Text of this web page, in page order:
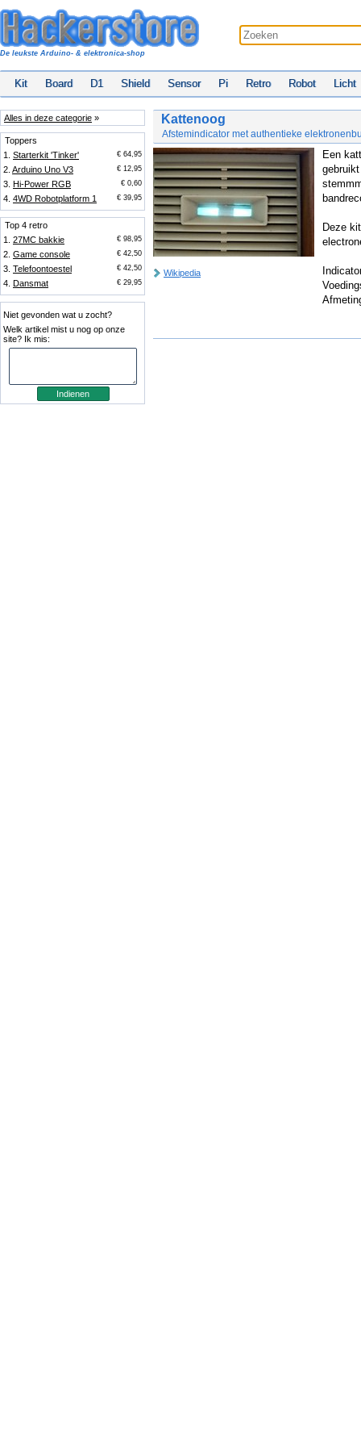
De leukste Arduino- & elektronica-shop
Kit Board D1 Shield Sensor Pi Retro Robot Licht
Alles in deze categorie »
Toppers
1. Starterkit 'Tinker' € 64,95
2. Arduino Uno V3 € 12,95
3. Hi-Power RGB € 0,60
4. 4WD Robotplatform 1 € 39,95
Top 4 retro
1. 27MC bakkie € 98,95
2. Game console € 42,50
3. Telefoontoestel € 42,50
4. Dansmat € 29,95
Niet gevonden wat u zocht?
Welk artikel mist u nog op onze
site? Ik mis:
Kattenoog
Afstemindicator met authentieke
Wikipedia
Een
Deze